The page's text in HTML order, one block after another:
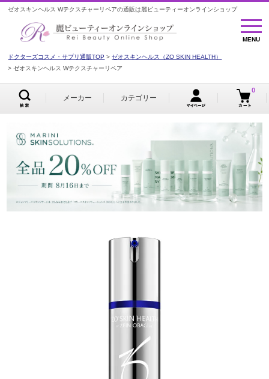
ゼオスキンヘルス Wテクスチャーリペアの通販は麗ビューティーオンラインショップ
MENU
MENU
ドクターズコスメ・サプリ通販TOP
ゼオスキンヘルス（ZO SKIN HEALTH）
ゼオスキンヘルス Wテクスチャーリペア
メーカー カテゴリー
0